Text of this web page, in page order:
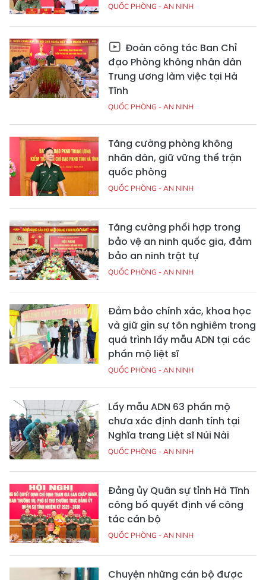
QUỐC PHÒNG - AN NINH
Đoàn công tác Ban Chỉ
đạo Phòng không nhân dân
Trung ương làm việc tại Hà
Tĩnh
QUỐC PHÒNG - AN NINH
Tăng cường phòng không
nhân dân, giữ vững thế trận
quốc phòng
QUỐC PHÒNG - AN NINH
Tăng cường phối hợp trong
bảo vệ an ninh quốc gia, đảm
bảo an ninh trật tự
QUỐC PHÒNG - AN NINH
Đảm bảo chính xác, khoa học
và giữ gìn sự tôn nghiêm trong
quá trình lấy mẫu ADN tại các
phần mộ liệt sĩ
QUỐC PHÒNG - AN NINH
Lấy mẫu ADN 63 phần mộ
chưa xác định danh tính tại
Nghĩa trang Liệt sĩ Núi Nài
QUỐC PHÒNG - AN NINH
Đảng ủy Quân sự tỉnh Hà Tĩnh
công bố quyết định về công
tác cán bộ
QUỐC PHÒNG - AN NINH
Chuyện những cán bộ được